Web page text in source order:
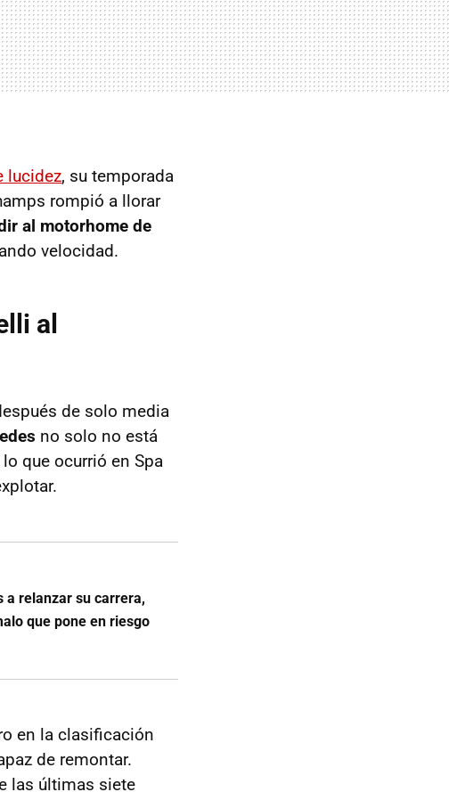
lucidez, su temporada
rompió a llorar
al motorhome de
velocidad.
al
de solo media
no solo no está
que ocurrió en Spa
a relanzar su carrera,
que pone en riesgo
en la clasificación
de remontar.
las últimas siete